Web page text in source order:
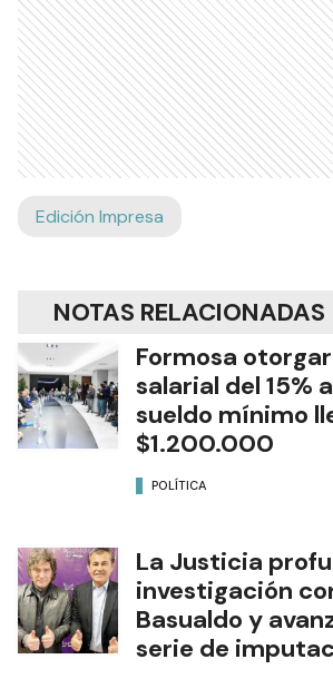
Edición Impresa
NOTAS RELACIONADAS
Formosa
salarial del 15%
sueldo mínimo
$1.200.000
POLÍTICA
La Justicia
investigación
Basualdo y
serie de